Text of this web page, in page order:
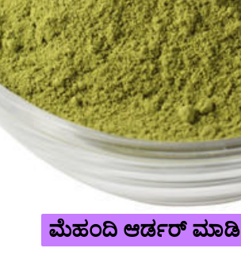
ಮೆಹಂದಿ ಆರ್ಡರ್ ಮಾಡಿ
ಮೆಹಂದಿ ಆರ್ಡರ್ ಮಾಡಿ